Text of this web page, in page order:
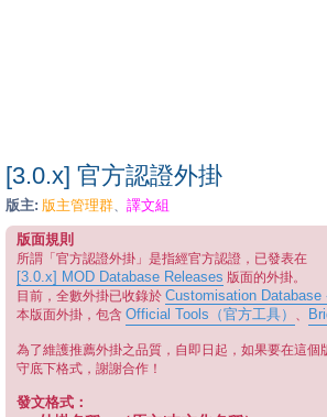
[3.0.x] 官方認證外掛
版主: 版主管理群、 譯文組
版面規則
所謂「官方認證外掛」是指經官方認證，已發表在
[3.0.x] MOD Database Releases 版面的外掛。
目前，全數外掛已收錄於 Customisation Database
本版面外掛，包含 Official Tools（官方工具） 、
為了維護推薦外掛之品質，自即日起，如果要在這個
守底下格式，謝謝合作！
發文格式：